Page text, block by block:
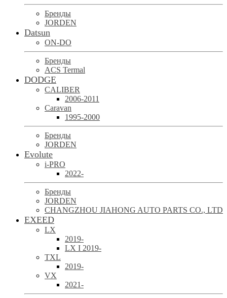
Бренды
JORDEN
Datsun
ON-DO
Бренды
ACS Termal
DODGE
CALIBER
2006-2011
Caravan
1995-2000
Бренды
JORDEN
Evolute
i-PRO
2022-
Бренды
JORDEN
CHANGZHOU JIAHONG AUTO PARTS CO., LTD
EXEED
LX
2019-
LX I 2019-
TXL
2019-
VX
2021-